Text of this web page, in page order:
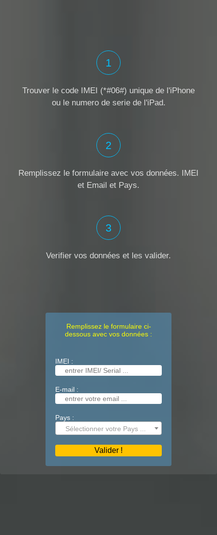
1
Trouver le code IMEI (*#06#) unique de l'iPhone
ou le numero de serie de l'iPad.
2
Remplissez le formulaire avec vos données. IMEI
et Email et Pays.
3
Verifier vos données et les valider.
Remplissez le formulaire ci-
dessous avec vos données :
IMEI :
E-mail :
Pays :
Sélectionner votre Pays ...